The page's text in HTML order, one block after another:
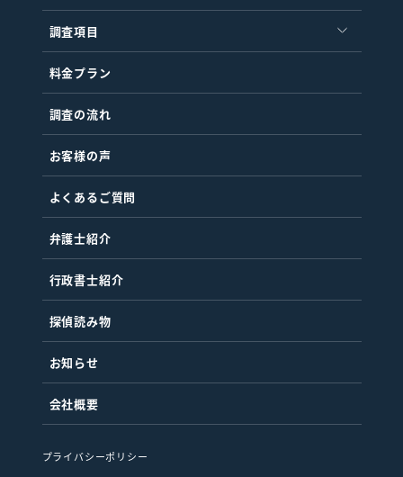
調査項目
料金プラン
調査の流れ
お客様の声
よくあるご質問
弁護士紹介
行政書士紹介
探偵読み物
お知らせ
会社概要
プライバシーポリシー